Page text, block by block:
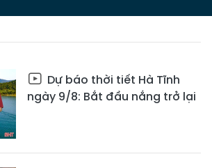
Dự báo thời tiết Hà Tĩnh
ngày 9/8: Bắt đầu nắng trở lại